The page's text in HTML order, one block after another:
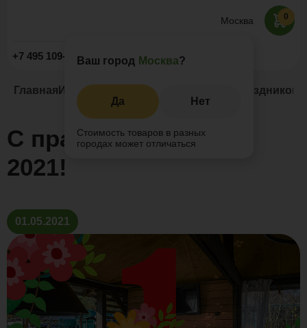
Москва
Ваш город Москва?
Да Нет
Стоимость товаров в разных
городах может отличаться
+7 495 109-52-09 Заказать звонок
0
Главная Информация Новости и акции С праздником
С праздником 1 мая
2021!
01.05.2021